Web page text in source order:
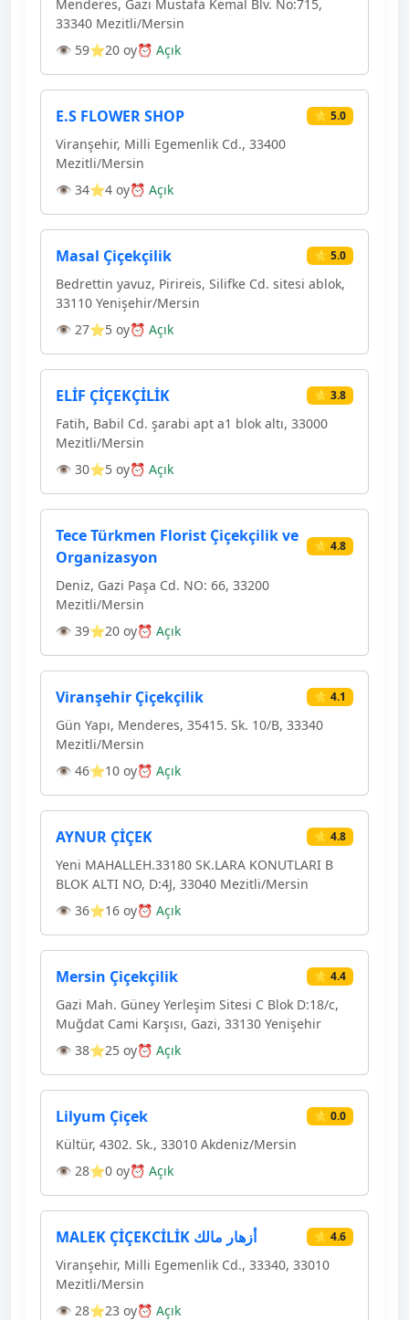
Menderes, Gazi Mustafa Kemal Blv. No:715,
33340 Mezitli/Mersin
👁 59⭐20 oy⏰ Açık
E.S FLOWER SHOP ⭐ 5.0
Viranşehir, Milli Egemenlik Cd., 33400
Mezitli/Mersin
👁 34⭐4 oy⏰ Açık
Masal Çiçekçilik ⭐ 5.0
Bedrettin yavuz, Pirireis, Silifke Cd. sitesi ablok,
33110 Yenişehir/Mersin
👁 27⭐5 oy⏰ Açık
ELİF ÇİÇEKÇİLİK ⭐ 3.8
Fatih, Babil Cd. şarabi apt a1 blok altı, 33000
Mezitli/Mersin
👁 30⭐5 oy⏰ Açık
Tece Türkmen Florist Çiçekçilik ve
Organizasyon
⭐ 4.8
Deniz, Gazi Paşa Cd. NO: 66, 33200
Mezitli/Mersin
👁 39⭐20 oy⏰ Açık
Viranşehir Çiçekçilik ⭐ 4.1
Gün Yapı, Menderes, 35415. Sk. 10/B, 33340
Mezitli/Mersin
👁 46⭐10 oy⏰ Açık
AYNUR ÇİÇEK ⭐ 4.8
Yeni MAHALLEH.33180 SK.LARA KONUTLARI B
BLOK ALTI NO, D:4J, 33040 Mezitli/Mersin
👁 36⭐16 oy⏰ Açık
Mersin Çiçekçilik ⭐ 4.4
Gazi Mah. Güney Yerleşim Sitesi C Blok D:18/c,
Muğdat Cami Karşısı, Gazi, 33130 Yenişehir
👁 38⭐25 oy⏰ Açık
Lilyum Çiçek ⭐ 0.0
Kültür, 4302. Sk., 33010 Akdeniz/Mersin
👁 28⭐0 oy⏰ Açık
MALEK ÇİÇEKCİLİK أزهار مالك ⭐ 4.6
Viranşehir, Milli Egemenlik Cd., 33340, 33010
Mezitli/Mersin
👁 28⭐23 oy⏰ Açık